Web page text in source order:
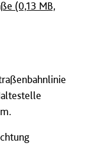
(0,13 MB,